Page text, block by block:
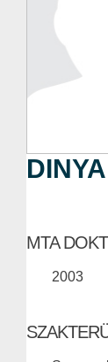
MTA
2003